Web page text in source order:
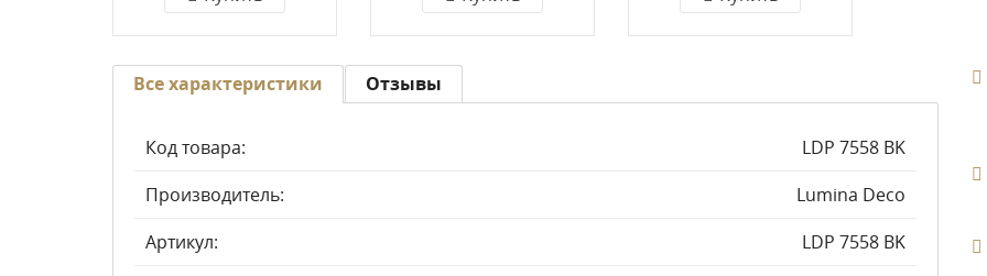
Все характеристики
Код товара:
LDP 7558 BK
Производитель:
Lumina Deco
Артикул:
LDP 7558 BK
Отзывы